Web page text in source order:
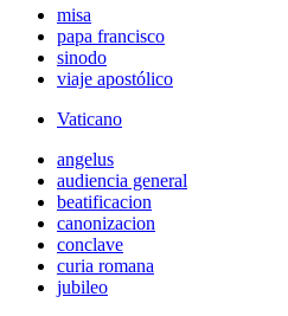
misa
papa francisco
sinodo
viaje apostólico
Vaticano
angelus
audiencia general
beatificacion
canonizacion
conclave
curia romana
jubileo